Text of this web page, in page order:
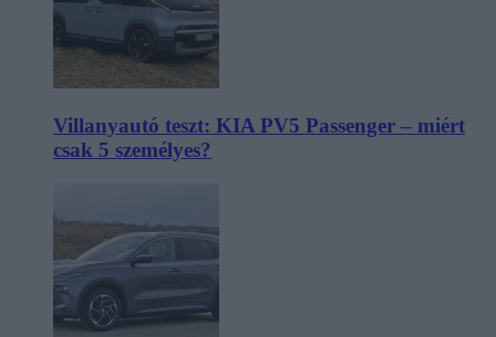
Villanyautó teszt: KIA PV5 Passenger – miért
csak 5 személyes?